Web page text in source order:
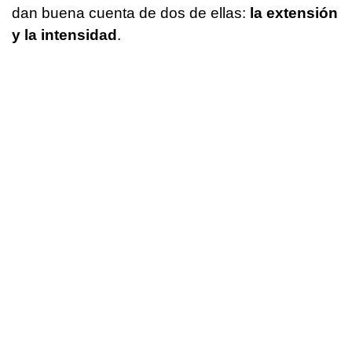
dan buena cuenta de dos de ellas: la extensión
y la intensidad.